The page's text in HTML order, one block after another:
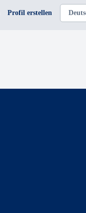
Profil erstellen